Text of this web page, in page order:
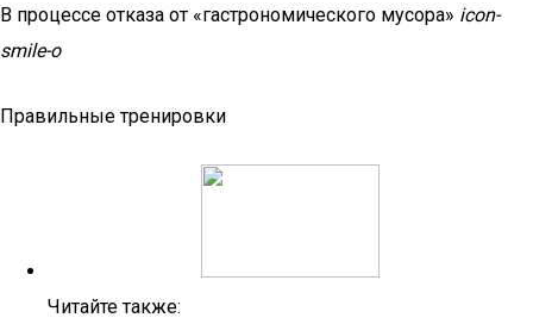
В процессе отказа от «гастрономического мусора» icon-
smile-o
Правильные тренировки
Читайте также: